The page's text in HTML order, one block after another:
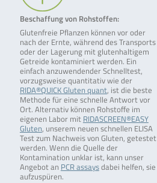
Beschaffung von Rohstoffen:
Glutenfreie Pflanzen können vor oder
nach der Ernte, während des Transports
oder der Lagerung mit glutenhaltigem
Getreide kontaminiert werden. Ein
einfach anzuwendender Schnelltest,
vorzugsweise quantitativ wie der
RIDA®QUICK Gluten quant, ist die beste
Methode für eine schnelle Antwort vor
Ort. Alternativ können Rohstoffe im
eigenen Labor mit RIDASCREEN®EASY
Gluten, unserem neuen schnellen ELISA
Test zum Nachweis von Gluten, getestet
werden. Wenn die Quelle der
Kontamination unklar ist, kann unser
Angebot an PCR assaysdabei helfen, sie
aufzuspüren.